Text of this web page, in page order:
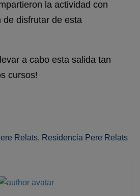
la actividad con
de disfrutar de esta
a cabo esta salida tan
cursos!
Relats, Residencia Pere Relats